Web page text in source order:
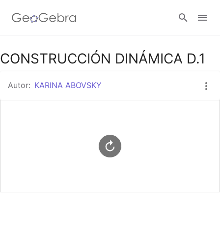
Google Classroom
GeoGebra Classroom
CONSTRUCCIÓN DINÁMICA D.1
Autor: KARINA ABOVSKY